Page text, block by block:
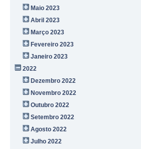
Maio 2023
Abril 2023
Março 2023
Fevereiro 2023
Janeiro 2023
2022
Dezembro 2022
Novembro 2022
Outubro 2022
Setembro 2022
Agosto 2022
Julho 2022